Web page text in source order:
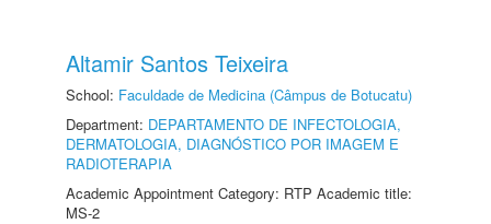
Altamir Santos Teixeira
School: Faculdade de Medicina (Câmpus de Botucatu)
Department: DEPARTAMENTO DE INFECTOLOGIA,
DERMATOLOGIA, DIAGNÓSTICO POR IMAGEM E
RADIOTERAPIA
Academic Appointment Category: RTP Academic title:
MS-2